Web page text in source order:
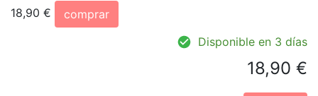
18,90 €
comprar
Disponible en 3 días
18,90 €